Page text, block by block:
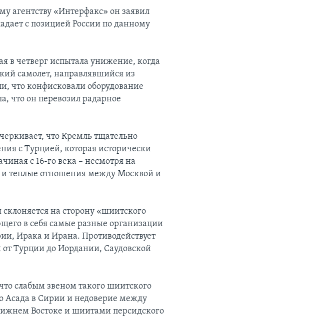
агентству «Интерфакс» он заявил
с позицией России по данному
в четверг испытала унижение, когда
самолет, направлявшийся из
что конфисковали оборудование
что он перевозил радарное
что Кремль тщательно
с Турцией, которая исторически
с 16-го века – несмотря на
теплые отношения между Москвой и
на сторону «шиитского
в себя самые разные организации
Ирака и Ирана. Противодействует
Турции до Иордании, Саудовской
слабым звеном такого шиитского
Асада в Сирии и недоверие между
Востоке и шиитами персидского